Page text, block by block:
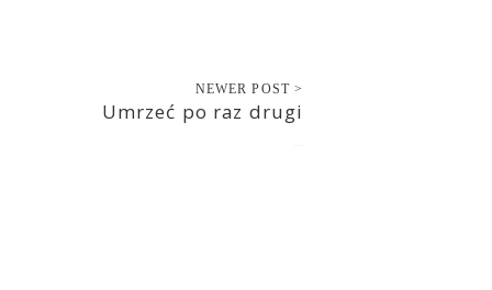
NEWER POST >
Umrzeć po raz drugi